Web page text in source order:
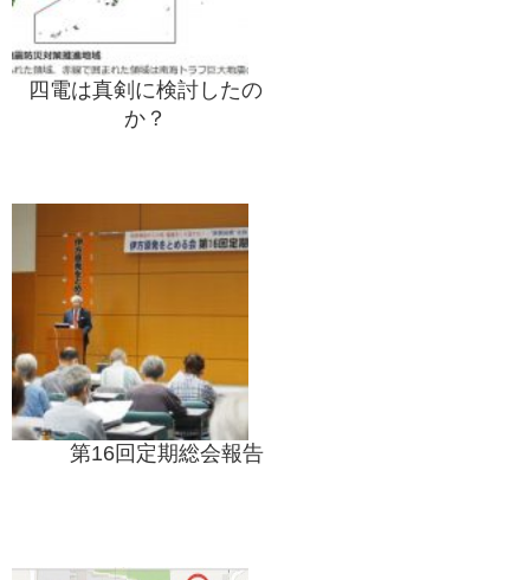
四電は真剣に検討したの
か？
第16回定期総会報告